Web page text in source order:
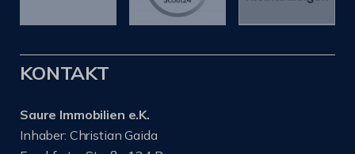
KONTAKT
Saure Immobilien e.K.
Inhaber: Christian Gaida